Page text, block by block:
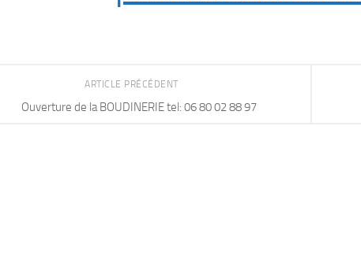
ARTICLE PRÉCÉDENT
Ouverture de la BOUDINERIE tel: 06 80 02 88 97